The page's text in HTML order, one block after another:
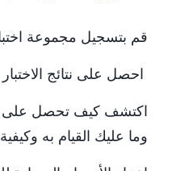
قم بتسجيل مجموعة
احصل على نتائج الاختبار
وما عليك القيام به وكيفية